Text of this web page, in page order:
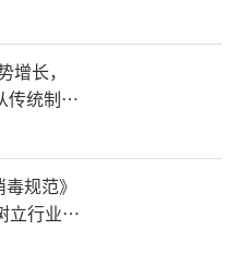
增长，
统制造
规范》
立行业新